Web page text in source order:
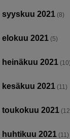
syyskuu 2021 (8)
elokuu 2021 (5)
heinäkuu 2021 (10)
kesäkuu 2021 (11)
toukokuu 2021
huhtikuu 2021 (11)